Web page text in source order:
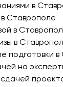
в
Ставрополе
в
в
подготовки
на